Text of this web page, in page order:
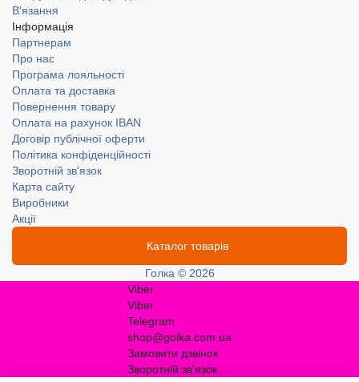
В'язання
Інформація
Партнерам
Про нас
Програма лояльності
Оплата та доставка
Повернення товару
Оплата на рахунок IBAN
Договір публічної оферти
Політика конфіденційності
Зворотній зв'язок
Карта сайту
Виробники
Акції
Каталог товарів
Голка © 2026
Viber
Viber
Telegram
shop@golka.com.ua
Замовити дзвінок
Зворотній зв'язок